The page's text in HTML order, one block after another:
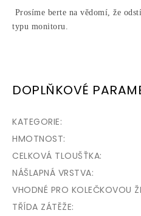
Prosíme berte na vědomí, že
typu monitoru.
DOPLŇKOVÉ
KATEGORIE:
HMOTNOST:
CELKOVÁ TLOUŠŤKA:
NÁŠLAPNÁ VRSTVA:
VHODNÉ PRO KOLEČKOVOU
TŘÍDA ZÁTĚŽE: